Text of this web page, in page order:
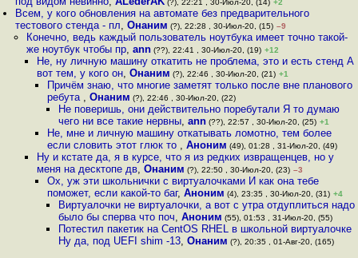
(?), 22:21 , 30-Июл-20, (14) +2
Всем, у кого обновления на автомате без предварительного
тестового стенда - пл,Онаним (?), 22:28 , 30-Июл-20, (15) –9
Конечно, ведь каждый пользователь ноутбука имеет точно такой-
же ноутбук чтобы пр, ann(??), 22:41 , 30-Июл-20, (19) +12
Не, ну личную машину откатить не проблема, это и есть стенд А
вот тем, у кого он, Онаним (?), 22:46 , 30-Июл-20, (21) +1
Причём знаю, что многие заметят только после вне планового
ребута ,Онаним (?), 22:46 , 30-Июл-20, (22)
Не поверишь, они действительно поребутали Я то думаю
чего ни все такие нервны, ann(??), 22:57 , 30-Июл-20, (25) +1
Не, мне и личную машину откатывать ломотно, тем более
если словить этот глюк то ,Аноним (49), 01:28 , 31-Июл-20, (49)
Ну и кстате да, я в курсе, что я из редких извращенцев, но у
меня на десктопе дв, Онаним (?), 22:50 , 30-Июл-20, (23) –3
Ох, уж эти школьнички с виртуалочками И как она тебе
поможет, если какой-то баг,Аноним (4), 23:35 , 30-Июл-20, (31) +4
Виртуалочки не виртуалочки, а вот с утра отдуплиться надо
было бы сперва что поч, Аноним (55), 01:53 , 31-Июл-20, (55)
Потестил пакетик на CentOS RHEL в школьной виртуалочке
Ну да, под UEFI shim -13, Онаним (?), 20:35 , 01-Авг-20, (165)